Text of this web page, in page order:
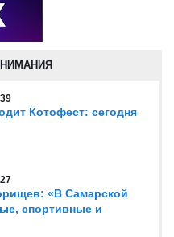
Котофест: сегодня
«В Самарской
спортивные и